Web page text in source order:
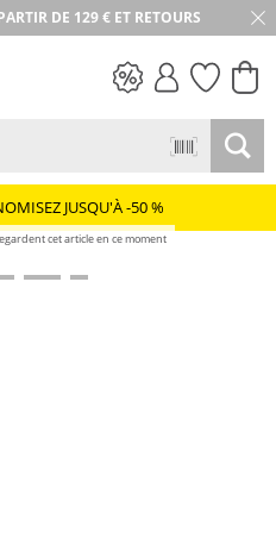
DE 129 € ET RETOURS
30 JOURS
JUSQU'À -50 %
cet article en ce moment